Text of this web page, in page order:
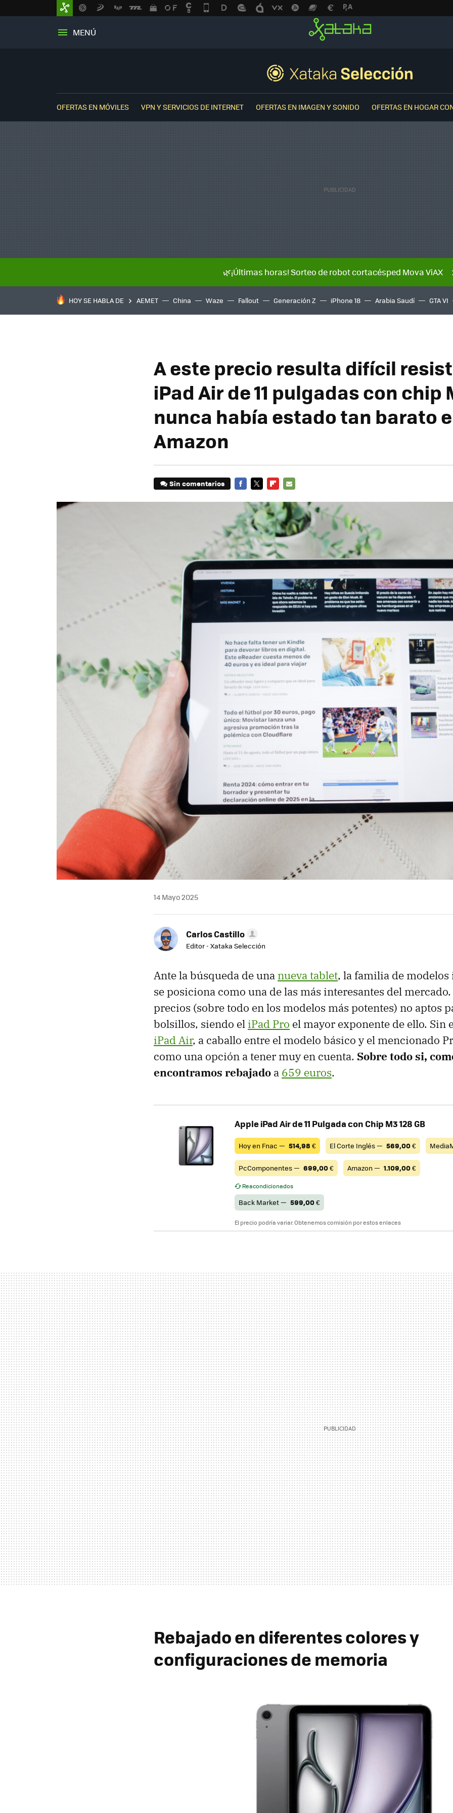
MENÚ
OFERTAS EN MÓVILES VPN Y SERVICIOS DE INTERNET OFERTAS EN IMAGEN Y SONIDO OFERTAS EN HOGAR
🌿¡Últimas horas! Sorteo de robot cortacésped Mova ViAX
HOY SE HABLA DE AEMET China Waze Fallout Generación Z iPhone 18 Arabia Saudí GTA VI
A este precio resulta difícil
iPad Air de 11 pulgadas con chip
nunca había estado tan barato
Amazon
Sin comentarios
MAIL
14 Mayo 2025
Carlos Castillo
Editor - Xataka Selección
Ante la búsqueda de una nueva tablet, la familia de modelos
se posiciona como una de las más interesantes del mercado.
precios (sobre todo en los modelos más potentes) no aptos
bolsillos, siendo el iPad Pro el mayor exponente de ello. Sin
iPad Air, a caballo entre el modelo básico y el mencionado
como una opción a tener muy en cuenta. Sobre todo si,
encontramos rebajado a 659 euros.
Apple iPad Air de 11 Pulgada con Chip M3 128 GB
Hoy en Fnac — 514,98 € El Corte Inglés — 569,00€
PcComponentes — 699,00€ Amazon — 1.109,00€
Reacondicionados
Back Market — 599,00€
El precio podría variar. Obtenemos comisión por estos enlaces
Rebajado en diferentes colores y
configuraciones de memoria